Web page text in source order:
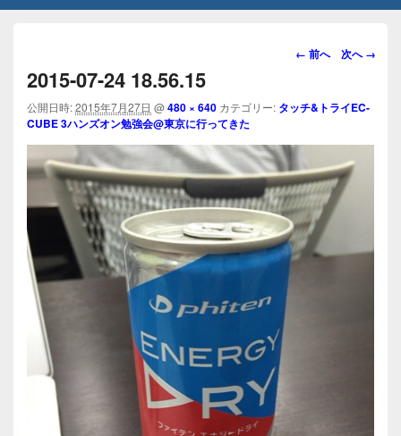
画
ビ
ー
シ
ョ
ン
← 前へ 次へ →
2015-07-24 18.56.15
公開日時:2015年7月27日 @480 × 640 カテゴリー: タッチ&トライEC-
CUBE 3ハンズオン勉強会@東京に行ってきた